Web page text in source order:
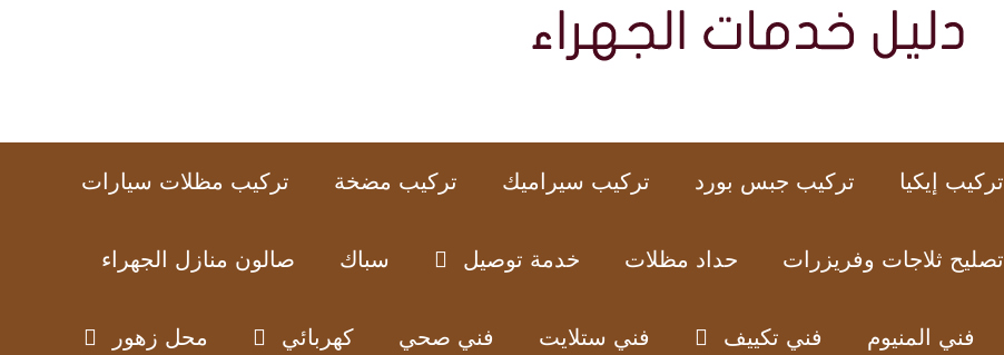
تركيب إيكيا تركيب جبس بورد تركيب سيراميك تركيب مضخة تركيب مظلات سيارات
تصليح ثلاجات وفريزرات حداد مظلات خدمة توصيل سباك صالون منازل الجهراء
فني المنيوم فني تكييف فني ستلايت فني صحي كهربائي محل زهور